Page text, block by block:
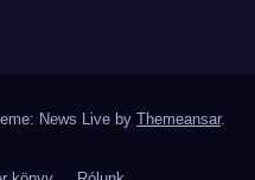
News Live by Themeansar.